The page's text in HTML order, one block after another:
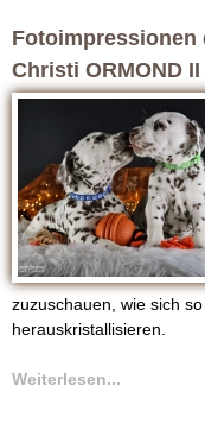
Fotoimpressionen
Christi ORMOND
zuzuschauen, wie sich
herauskristallisieren.
Weiterlesen...